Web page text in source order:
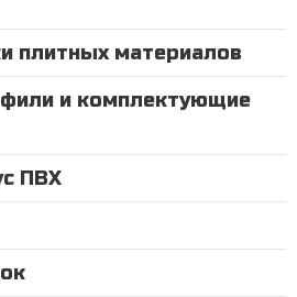
плитных материалов
и комплектующие
ПВХ